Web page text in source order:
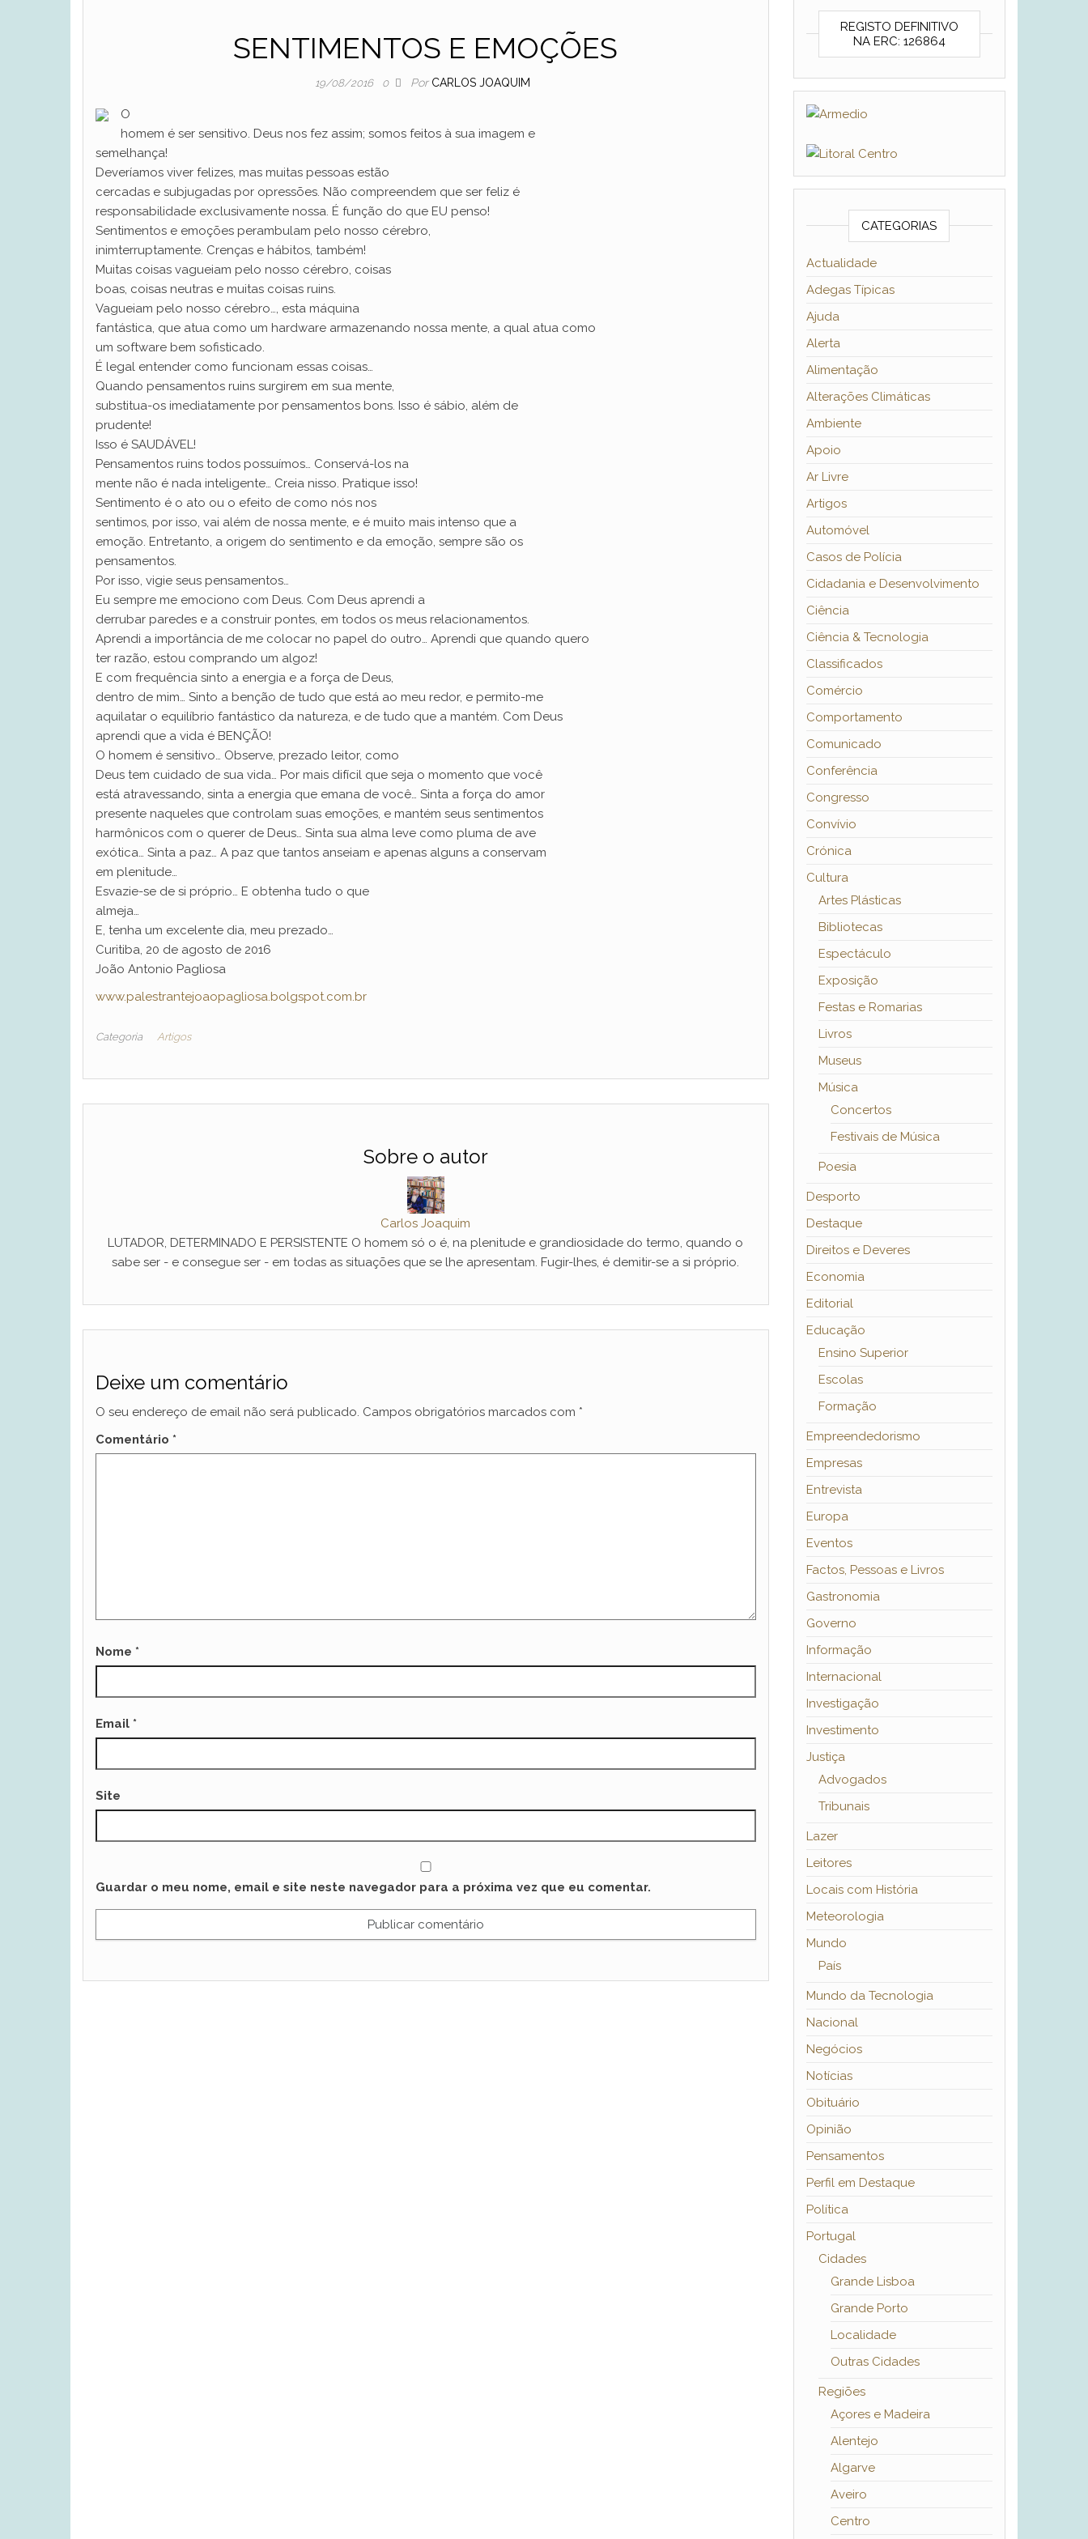
SENTIMENTOS E EMOÇÕES
19/08/2016 0 Por CARLOS JOAQUIM
O
homem é ser sensitivo. Deus nos fez assim; somos feitos à sua imagem e
semelhança!
Deveríamos viver felizes, mas muitas pessoas estão
cercadas e subjugadas por opressões. Não compreendem que ser feliz é
responsabilidade exclusivamente nossa. É função do que EU penso!
Sentimentos e emoções perambulam pelo nosso cérebro,
inimterruptamente. Crenças e hábitos, também!
Muitas coisas vagueiam pelo nosso cérebro, coisas
boas, coisas neutras e muitas coisas ruins.
Vagueiam pelo nosso cérebro…, esta máquina
fantástica, que atua como um hardware armazenando nossa mente, a qual atua como
um software bem sofisticado.
É legal entender como funcionam essas coisas…
Quando pensamentos ruins surgirem em sua mente,
substitua-os imediatamente por pensamentos bons. Isso é sábio, além de
prudente!
Isso é SAUDÁVEL!
Pensamentos ruins todos possuímos… Conservá-los na
mente não é nada inteligente… Creia nisso. Pratique isso!
Sentimento é o ato ou o efeito de como nós nos
sentimos, por isso, vai além de nossa mente, e é muito mais intenso que a
emoção. Entretanto, a origem do sentimento e da emoção, sempre são os
pensamentos.
Por isso, vigie seus pensamentos…
Eu sempre me emociono com Deus. Com Deus aprendi a
derrubar paredes e a construir pontes, em todos os meus relacionamentos.
Aprendi a importância de me colocar no papel do outro… Aprendi que quando quero
ter razão, estou comprando um algoz!
E com frequência sinto a energia e a força de Deus,
dentro de mim… Sinto a benção de tudo que está ao meu redor, e permito-me
aquilatar o equilíbrio fantástico da natureza, e de tudo que a mantém. Com Deus
aprendi que a vida é BENÇÃO!
O homem é sensitivo… Observe, prezado leitor, como
Deus tem cuidado de sua vida… Por mais difícil que seja o momento que você
está atravessando, sinta a energia que emana de você… Sinta a força do amor
presente naqueles que controlam suas emoções, e mantém seus sentimentos
harmônicos com o querer de Deus… Sinta sua alma leve como pluma de ave
exótica… Sinta a paz… A paz que tantos anseiam e apenas alguns a conservam
em plenitude…
Esvazie-se de si próprio… E obtenha tudo o que
almeja…
E, tenha um excelente dia, meu prezado…
Curitiba, 20 de agosto de 2016
João Antonio Pagliosa
www.palestrantejoaopagliosa.bolgspot.com.br
Categoria Artigos
Sobre o autor
Carlos Joaquim
LUTADOR, DETERMINADO E PERSISTENTE O homem só o é, na plenitude e grandiosidade do termo, quando o
sabe ser - e consegue ser - em todas as situações que se lhe apresentam. Fugir-lhes, é demitir-se a si próprio.
Deixe um comentário
O seu endereço de email não será publicado. Campos obrigatórios marcados com *
Comentário *
Nome *
Email *
Site
Guardar o meu nome, email e site neste navegador para a próxima vez que eu comentar.
REGISTO DEFINITIVO
NA ERC: 126864
CATEGORIAS
Actualidade
Adegas Típicas
Ajuda
Alerta
Alimentação
Alterações Climáticas
Ambiente
Apoio
Ar Livre
Artigos
Automóvel
Casos de Polícia
Cidadania e Desenvolvimento
Ciência
Ciência & Tecnologia
Classificados
Comércio
Comportamento
Comunicado
Conferência
Congresso
Convívio
Crónica
Cultura
Artes Plásticas
Bibliotecas
Espectáculo
Exposição
Festas e Romarias
Livros
Museus
Música
Concertos
Festivais de Música
Poesia
Desporto
Destaque
Direitos e Deveres
Economia
Editorial
Educação
Ensino Superior
Escolas
Formação
Empreendedorismo
Empresas
Entrevista
Europa
Eventos
Factos, Pessoas e Livros
Gastronomia
Governo
Informação
Internacional
Investigação
Investimento
Justiça
Advogados
Tribunais
Lazer
Leitores
Locais com História
Meteorologia
Mundo
País
Mundo da Tecnologia
Nacional
Negócios
Notícias
Obituário
Opinião
Pensamentos
Perfil em Destaque
Política
Portugal
Cidades
Grande Lisboa
Grande Porto
Localidade
Outras Cidades
Regiões
Açores e Madeira
Alentejo
Algarve
Aveiro
Centro